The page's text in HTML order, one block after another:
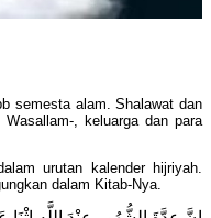
semesta alam. Shalawat dan
, keluarga dan para
urutan kalender hijriyah.
dalam Kitab-Nya.